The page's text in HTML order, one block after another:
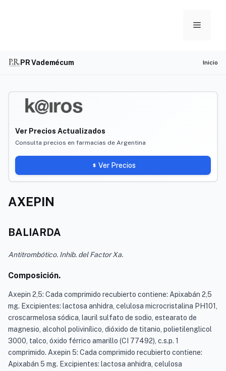
Menu
PR Vademécum Inicio
Ver Precios Actualizados
Consulta precios en farmacias de Argentina
Ver Precios
AXEPIN
BALIARDA
Antitrombótico. Inhib. del Factor Xa.
Composición.
Axepin 2,5: Cada comprimido recubierto contiene: Apixabán 2,5
mg. Excipientes: lactosa anhidra, celulosa microcristalina PH101,
croscarmelosa sódica, lauril sulfato de sodio, estearato de
magnesio, alcohol polivinílico, dióxido de titanio, polietilenglicol
3000, talco, óxido férrico amarillo (CI 77492), c.s.p. 1
comprimido. Axepin 5: Cada comprimido recubierto contiene:
Apixabán 5 mg. Excipientes: lactosa anhidra, celulosa